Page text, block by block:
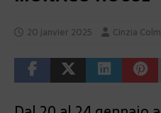
20 janvier 2025 Cinzia